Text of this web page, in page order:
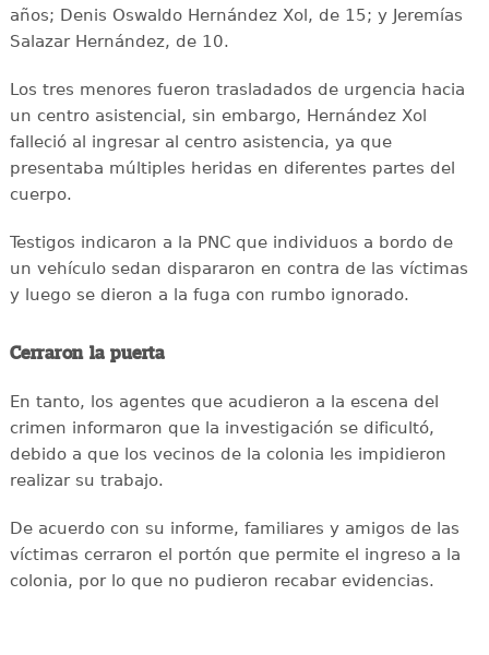
años; Denis Oswaldo Hernández Xol, de 15; y Jeremías
Salazar Hernández, de 10.
Los tres menores fueron trasladados de urgencia hacia
un centro asistencial, sin embargo, Hernández Xol
falleció al ingresar al centro asistencia, ya que
presentaba múltiples heridas en diferentes partes del
cuerpo.
Testigos indicaron a la PNC que individuos a bordo de
un vehículo sedan dispararon en contra de las víctimas
y luego se dieron a la fuga con rumbo ignorado.
Cerraron la puerta
En tanto, los agentes que acudieron a la escena del
crimen informaron que la investigación se dificultó,
debido a que los vecinos de la colonia les impidieron
realizar su trabajo.
De acuerdo con su informe, familiares y amigos de las
víctimas cerraron el portón que permite el ingreso a la
colonia, por lo que no pudieron recabar evidencias.